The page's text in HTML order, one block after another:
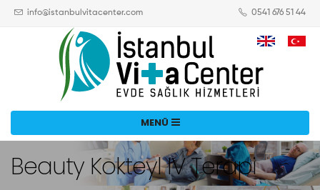
info@istanbulvitacenter.com 0541 676 51 44
Beauty Kokteyl IV Terapi